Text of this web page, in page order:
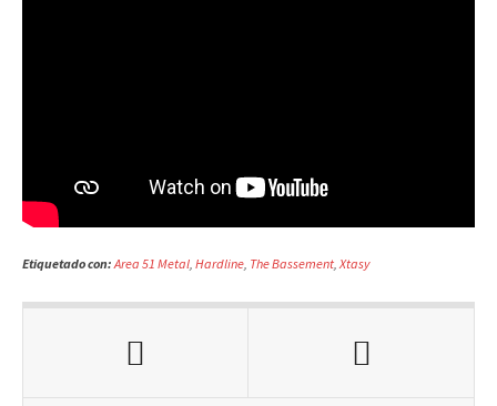
Etiquetado con: Area 51 Metal, Hardline, The Bassement,Xtasy